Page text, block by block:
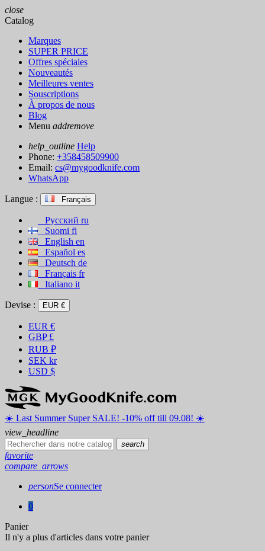
close
Catalog
Marques
SUPER PRICE
Offres spéciales
Nouveautés
Meilleures ventes
Souscriptions
À propos de nous
Blog
Menu addremove
help_outline Help
Phone: +358458509900
Email: cs@mygoodknife.com
WhatsApp
Langue : Français
Русский ru
Suomi fi
English en
Español es
Deutsch de
Français fr
Italiano it
Devise : EUR €
EUR €
GBP £
RUB ₽
SEK kr
USD $
☀️ ️Last Summer Super SALE! -10% off till 09.08! ☀️
view_headline
search
favorite
compare_arrows
personSe connecter
0
Panier
Il n'y a plus d'articles dans votre panier